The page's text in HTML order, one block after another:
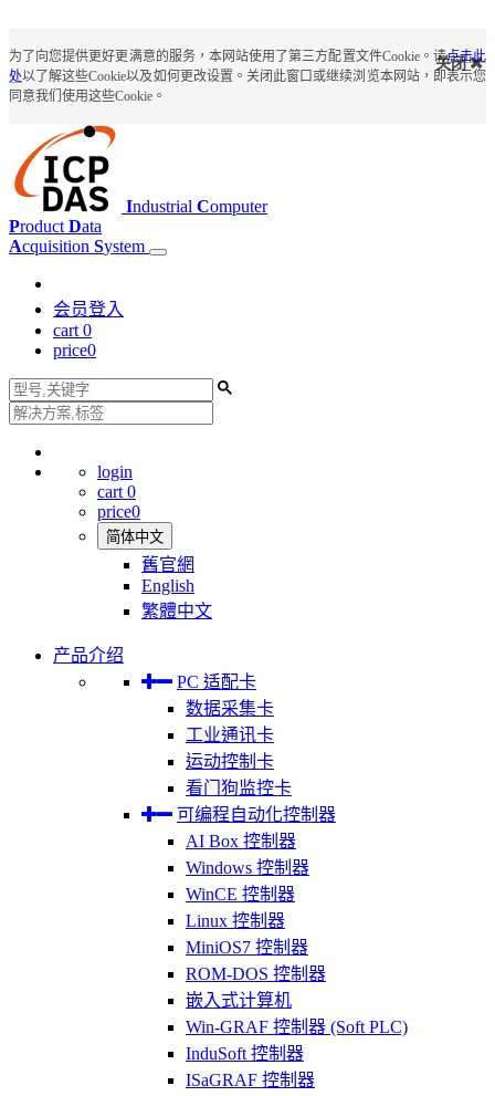
为了向您提供更好更满意的服务，本网站使用了第三方配置文件Cookie。请点击此
处以了解这些Cookie以及如何更改设置。关闭此窗口或继续浏览本网站，即表示您
同意我们使用这些Cookie。
关闭
Industrial Computer
Product Data
Acquisition System
会员登入
cart 0
price0
login
cart 0
price0
简体中文
舊官網
English
繁體中文
产品介绍
PC 适配卡
数据采集卡
工业通讯卡
运动控制卡
看门狗监控卡
可编程自动化控制器
AI Box 控制器
Windows 控制器
WinCE 控制器
Linux 控制器
MiniOS7 控制器
ROM-DOS 控制器
嵌入式计算机
Win-GRAF 控制器 (Soft PLC)
InduSoft 控制器
ISaGRAF 控制器